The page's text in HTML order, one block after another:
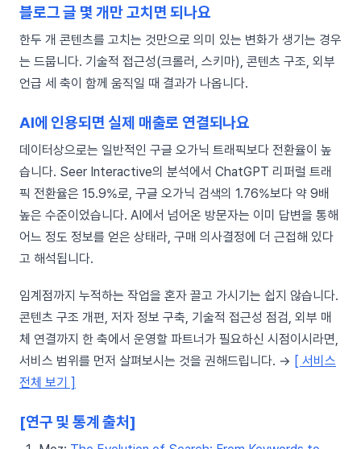
블로그 글 몇 개만 고치면 되나요
한두 개 콘텐츠를 고치는 것만으로 의미 있는 변화가 생기는 경우
는 드뭅니다. 기술적 접근성(크롤러, 스키마), 콘텐츠 구조, 외부
언급 세 축이 함께 움직일 때 결과가 나옵니다.
AI에 인용되면 실제 매출로 연결되나요
데이터상으로는 일반적인 구글 오가닉 트래픽보다 전환율이 높
습니다. Seer Interactive의 분석에서 ChatGPT 리퍼럴 트래
픽 전환율은 15.9%로, 구글 오가닉 검색의 1.76%보다 약 9배
높은 수준이었습니다. AI에서 넘어온 방문자는 이미 답변을 통해
어느 정도 정보를 얻은 상태라, 구매 의사결정에 더 근접해 있다
고 해석됩니다.
임계점까지 누적하는 작업을 혼자 끌고 가시기는 쉽지 않습니다.
콘텐츠 구조 개편, 저자 정보 구축, 기술적 접근성 점검, 외부 매
체 연결까지 한 축에서 운영할 파트너가 필요하신 시점이시라면,
서비스 범위를 먼저 살펴보시는 것을 권해드립니다. → [ 서비스
전체 보기 ]
[연구 및 통계 출처]